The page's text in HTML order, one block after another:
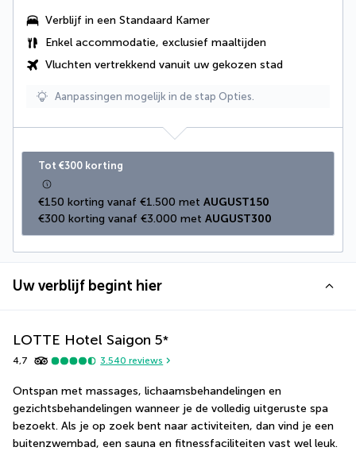
Verblijf in een Standaard Kamer
Enkel accommodatie, exclusief maaltijden
Vluchten vertrekkend vanuit uw gekozen stad
Aanpassingen mogelijk in de stap Opties.
Tot €300 korting
€150 korting vanaf €1.500 met AUGUST150
€300 korting vanaf €3.000 met AUGUST300
Uw verblijf begint hier
LOTTE Hotel Saigon 5*
4,7 3.540 reviews
Ontspan met massages, lichaamsbehandelingen en
gezichtsbehandelingen wanneer je de volledig uitgeruste spa
bezoekt. Als je op zoek bent naar activiteiten, dan vind je een
buitenzwembad, een sauna en fitnessfaciliteiten vast wel leuk.